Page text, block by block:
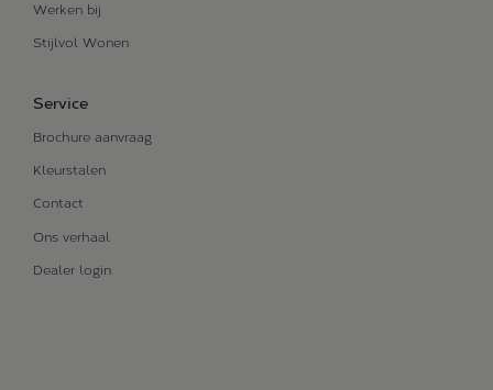
Werken bij
Stijlvol Wonen
Service
Brochure aanvraag
Kleurstalen
Contact
Ons verhaal
Dealer login